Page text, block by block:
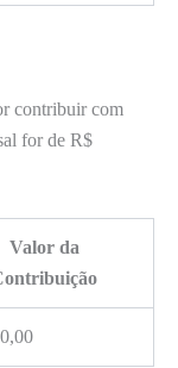
contribuir com
for de R$
Valor da